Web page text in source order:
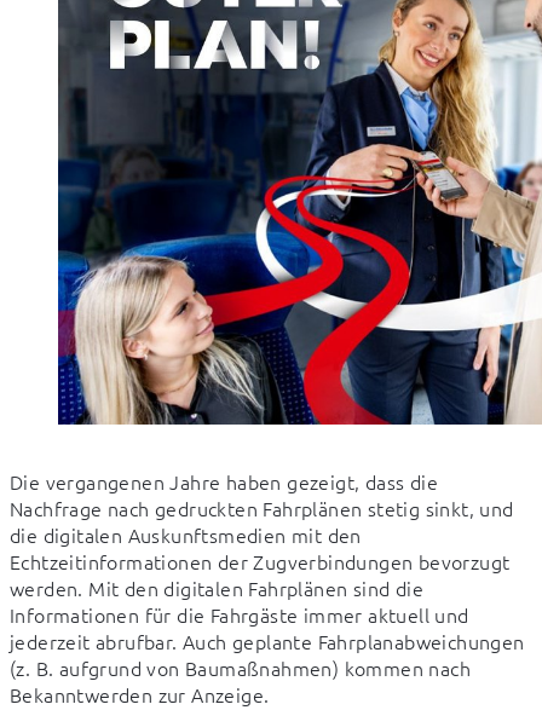
Die vergangenen Jahre haben gezeigt, dass die
Nachfrage nach gedruckten Fahrplänen stetig sinkt, und
die digitalen Auskunftsmedien mit den
Echtzeitinformationen der Zugverbindungen bevorzugt
werden. Mit den digitalen Fahrplänen sind die
Informationen für die Fahrgäste immer aktuell und
jederzeit abrufbar. Auch geplante Fahrplanabweichungen
(z. B. aufgrund von Baumaßnahmen) kommen nach
Bekanntwerden zur Anzeige.